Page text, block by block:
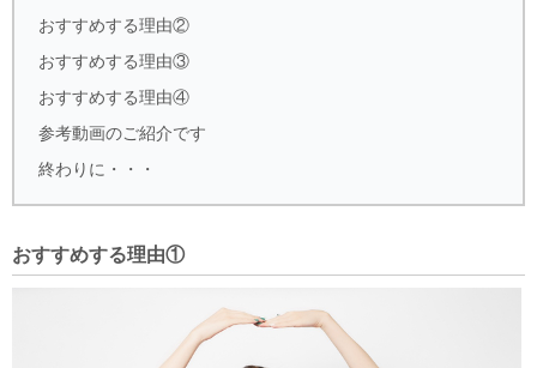
おすすめする理由②
おすすめする理由③
おすすめする理由④
参考動画のご紹介です
終わりに・・・
おすすめする理由①